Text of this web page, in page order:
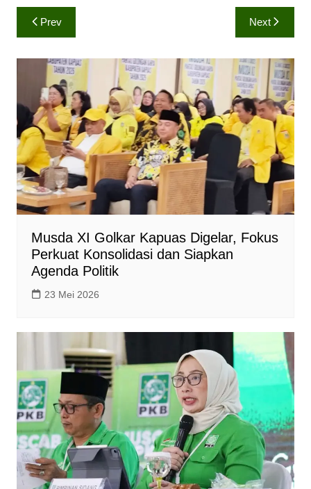
a
t
A
p
c
e
o
o
k
i
k
Navigasi
pos
Prev Next
Musda XI Golkar Kapuas Digelar, Fokus
Perkuat Konsolidasi dan Siapkan
Agenda Politik
23 Mei 2026